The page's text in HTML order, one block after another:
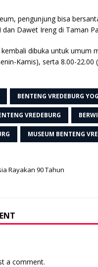
pengunjung bisa
dan Dawet Ireng di Taman
dibuka untuk umum
Kamis), serta 8.00-
BENTENG VREDEBURG
VREDEBURG
MUSEUM BENTENG
Rayakan 90 Tahun
a comment.